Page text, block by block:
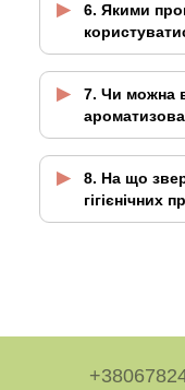
6. Якими
7. Чи можна
8. На що
гігієнічних